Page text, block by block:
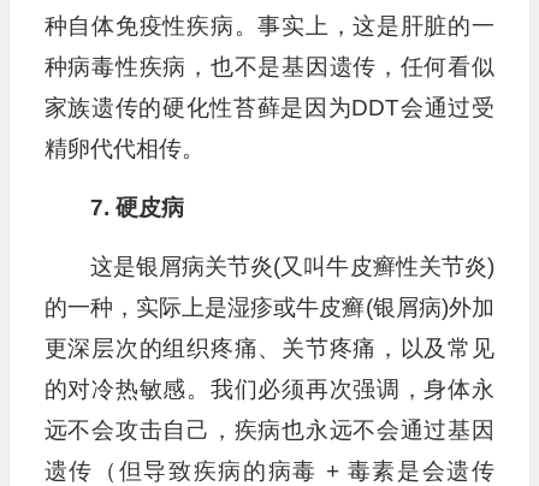
种自体免疫性疾病。事实上，这是肝脏的一
种病毒性疾病，也不是基因遗传，任何看似
家族遗传的硬化性苔藓是因为DDT会通过受
精卵代代相传。
7. 硬皮病
这是银屑病关节炎(又叫牛皮癣性关节炎)
的一种，实际上是湿疹或牛皮癣(银屑病)外加
更深层次的组织疼痛、关节疼痛，以及常见
的对冷热敏感。我们必须再次强调，身体永
远不会攻击自己，疾病也永远不会通过基因
遗传（但导致疾病的病毒 + 毒素是会遗传